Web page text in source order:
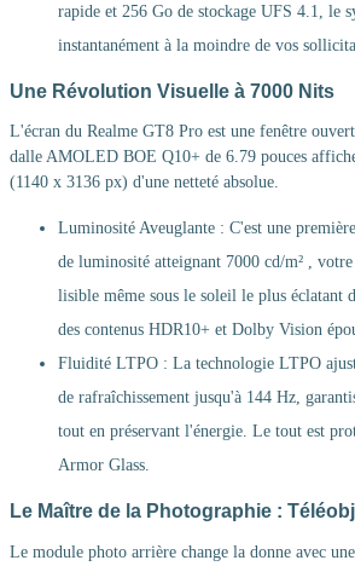
rapide et 256 Go de stockage UFS 4.1, le
instantanément à la moindre de vos
Une Révolution Visuelle à 7000 Nits
L'écran du Realme GT8 Pro est une fenêtre
dalle AMOLED BOE Q10+ de 6.79 pouces
(1140 x 3136 px) d'une netteté absolue.
Luminosité Aveuglante : C'est une
de luminosité atteignant 7000 cd/m² ,
lisible même sous le soleil le plus éclatant
des contenus HDR10+ et Dolby Vision
Fluidité LTPO : La technologie LTPO
de rafraîchissement jusqu'à 144 Hz,
tout en préservant l'énergie. Le tout est
Armor Glass.
Le Maître de la Photographie :
Le module photo arrière change la donne avec